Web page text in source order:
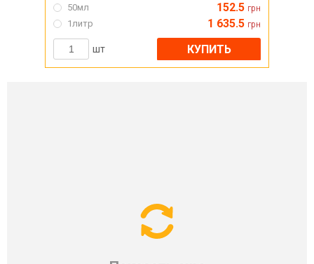
50мл 152.5 грн
1литр 1 635.5 грн
шт КУПИТЬ